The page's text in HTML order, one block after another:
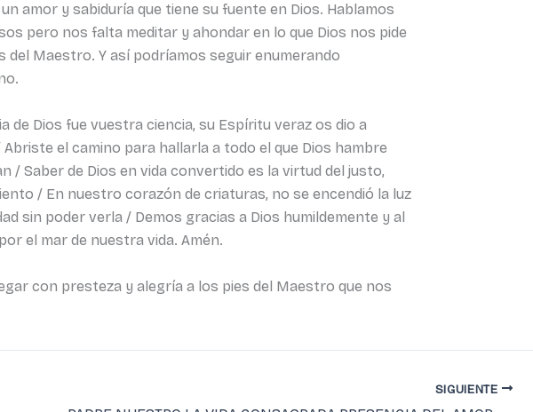
amor y sabiduría que tiene su fuente en Dios. Hablamos
pero nos falta meditar y ahondar en lo que Dios nos pide
Maestro. Y así podríamos seguir enumerando
Dios fue vuestra ciencia, su Espíritu veraz os dio a
el camino para hallarla a todo el que Dios hambre
/ Saber de Dios en vida convertido es la virtud del justo,
/ En nuestro corazón de criaturas, no se encendió la luz
sin poder verla / Demos gracias a Dios humildemente y al
el mar de nuestra vida. Amén.
con presteza y alegría a los pies del Maestro que nos
SIGUIENTE